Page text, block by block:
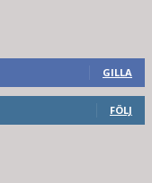
GILLA
FÖLJ